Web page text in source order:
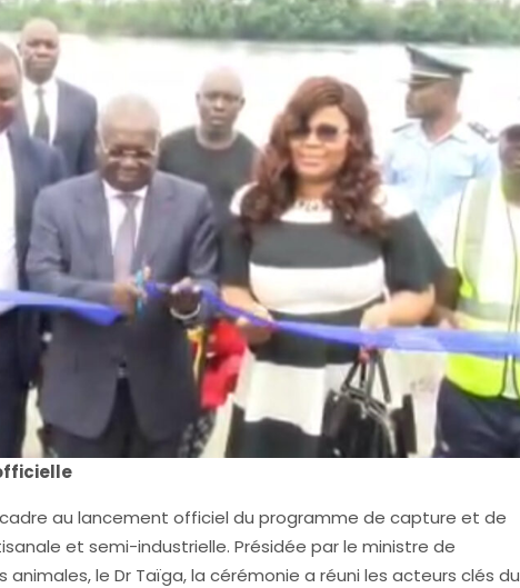
au lancement officiel du programme de capture et de
et semi-industrielle. Présidée par le ministre de
animales, le Dr Taïga, la cérémonie a réuni les acteurs clés du